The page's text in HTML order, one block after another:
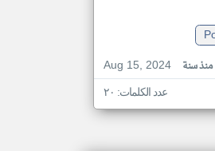
Aug 15, 2024
منذ سنة
عدد الكلمات: ٢٠